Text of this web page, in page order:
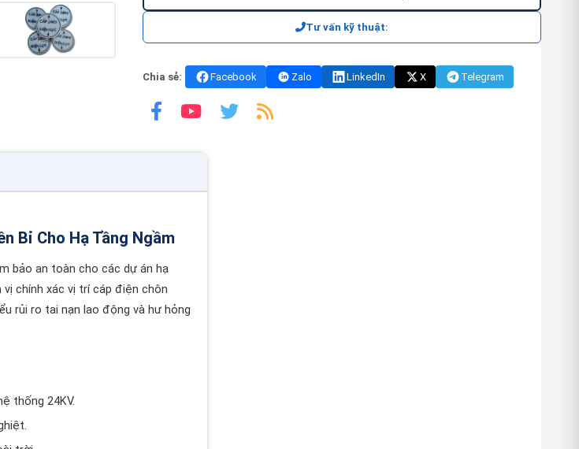
Tư vấn kỹ thuật:
Chia sẻ: Facebook Zalo LinkedIn X Telegram
Bỉ Cho Hạ Tầng Ngầm
bảo an toàn cho các dự án hạ
chính xác vị trí cáp điện chôn
rủi ro tai nạn lao động và hư hỏng
thống 24KV.